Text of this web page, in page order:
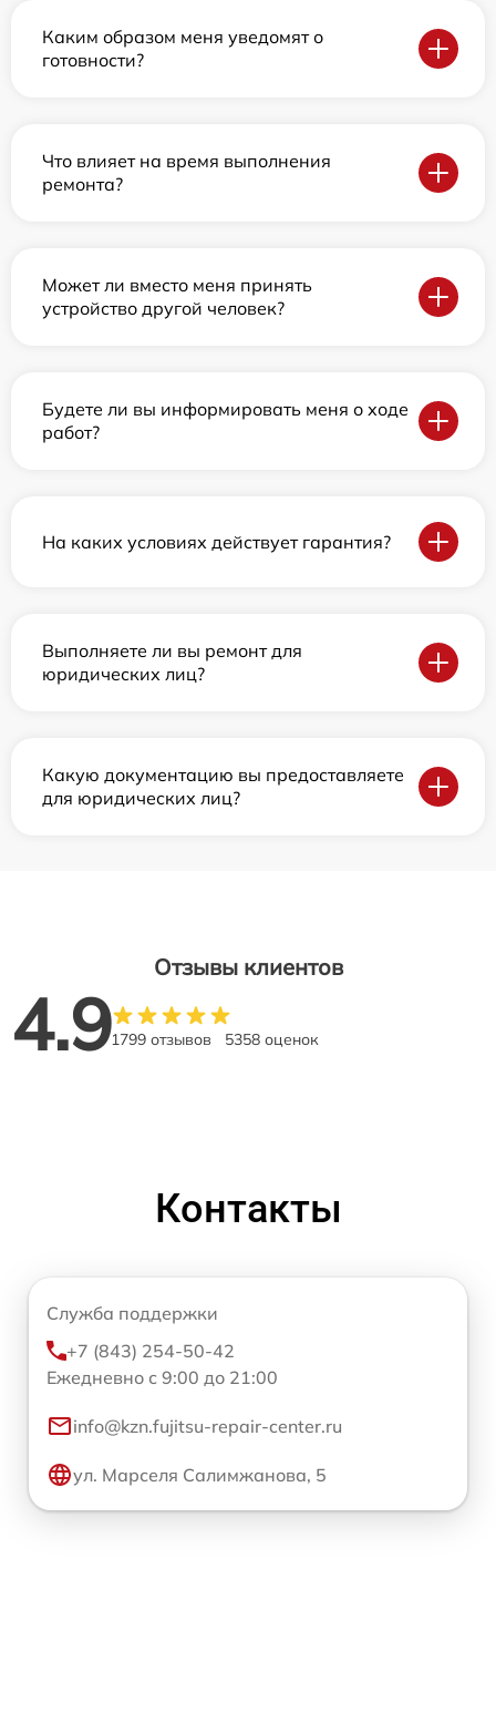
Каким образом меня уведомят о
готовности?
Что влияет на время выполнения
ремонта?
Может ли вместо меня принять
устройство другой человек?
Будете ли вы информировать меня о ходе
работ?
На каких условиях действует гарантия?
Выполняете ли вы ремонт для
юридических лиц?
Какую документацию вы предоставляете
для юридических лиц?
Отзывы клиентов
4.91799 отзывов 5358 оценок
Контакты
Служба поддержки
+7 (843) 254-50-42
Ежедневно с 9:00 до 21:00
info@kzn.fujitsu-repair-center.ru
ул. Марселя Салимжанова, 5